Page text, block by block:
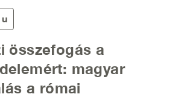
összefogás a
magyar
a római